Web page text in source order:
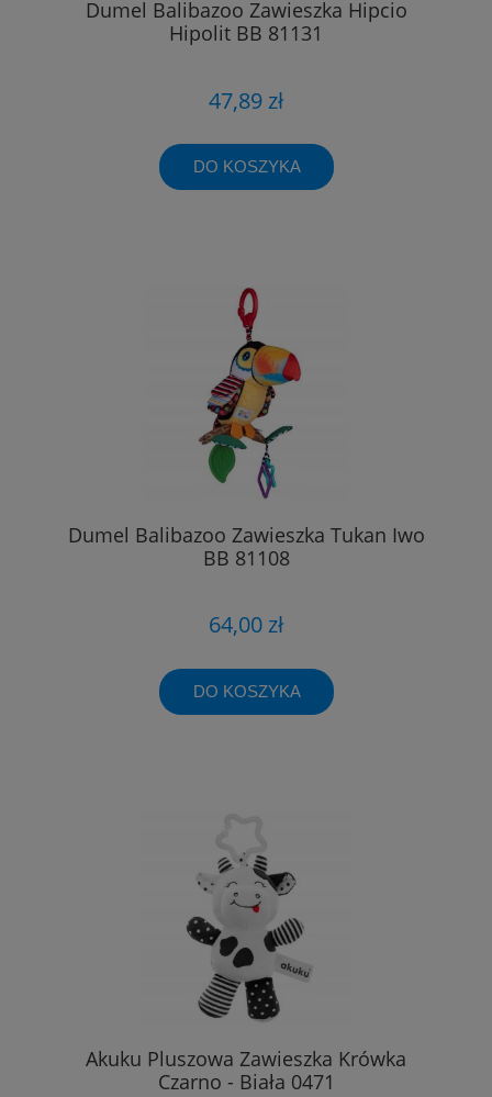
Dumel Balibazoo Zawieszka Hipcio
Hipolit BB 81131
47,89 zł
DO KOSZYKA
Dumel Balibazoo Zawieszka Tukan Iwo
BB 81108
64,00 zł
DO KOSZYKA
Akuku Pluszowa Zawieszka Krówka
Czarno - Biała 0471